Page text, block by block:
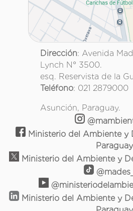
Dirección: Avenida
Lynch N° 3500.
esq. Reservista de la
Teléfono: 021 2879000
Asunción, Paraguay.
Ministerio del Ambiente y
Paraguay
Ministerio del Ambiente y
Ministerio del Ambiente y